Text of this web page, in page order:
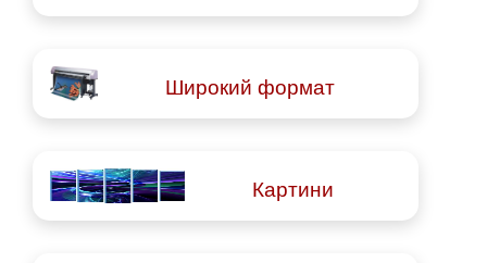
Широкий формат
Картини